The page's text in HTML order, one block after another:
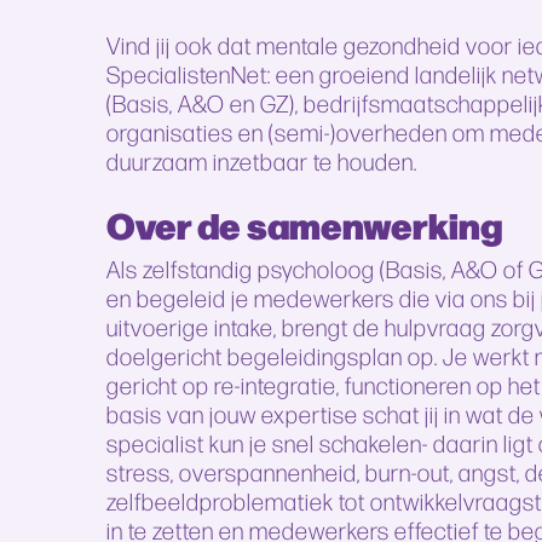
Vind jij ook dat mentale gezondheid voor
SpecialistenNet: een groeiend landelijk
(Basis, A&O en GZ),
organisaties en (semi-)overheden om
duurzaam inzetbaar te houden.
Over de samenwerking
Als zelfstandig psycholoog (Basis, A&O of
en begeleid je medewerkers die via ons
uitvoerige intake, brengt de hulpvraag
doelgericht begeleidingsplan op. Je werkt
gericht op re-integratie, functioneren op
basis van jouw expertise schat jij in wat
specialist kun je snel schakelen- daarin
stress, overspannenheid, burn-out, angst,
zelfbeeldproblematiek tot
in te zetten en medewerkers effectief te